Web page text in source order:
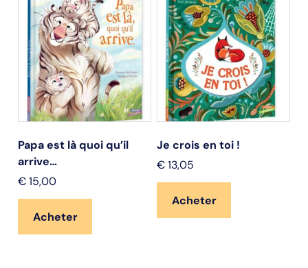
Papa est là quoi qu’il
arrive…
€ 15,00
Acheter
Je crois en toi !
€ 13,05
Acheter